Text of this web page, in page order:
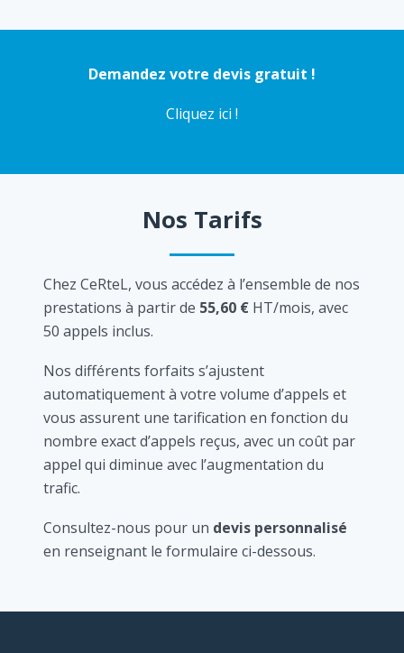
Demandez votre devis gratuit !
Cliquez ici !
Nos Tarifs
Chez CeRteL, vous accédez à l’ensemble de nos
prestations à partir de 55,60 € HT/mois, avec
50 appels inclus.
Nos différents forfaits s’ajustent
automatiquement à votre volume d’appels et
vous assurent une tarification en fonction du
nombre exact d’appels reçus, avec un coût par
appel qui diminue avec l’augmentation du
trafic.
Consultez-nous pour un devis personnalisé
en renseignant le formulaire ci-dessous.